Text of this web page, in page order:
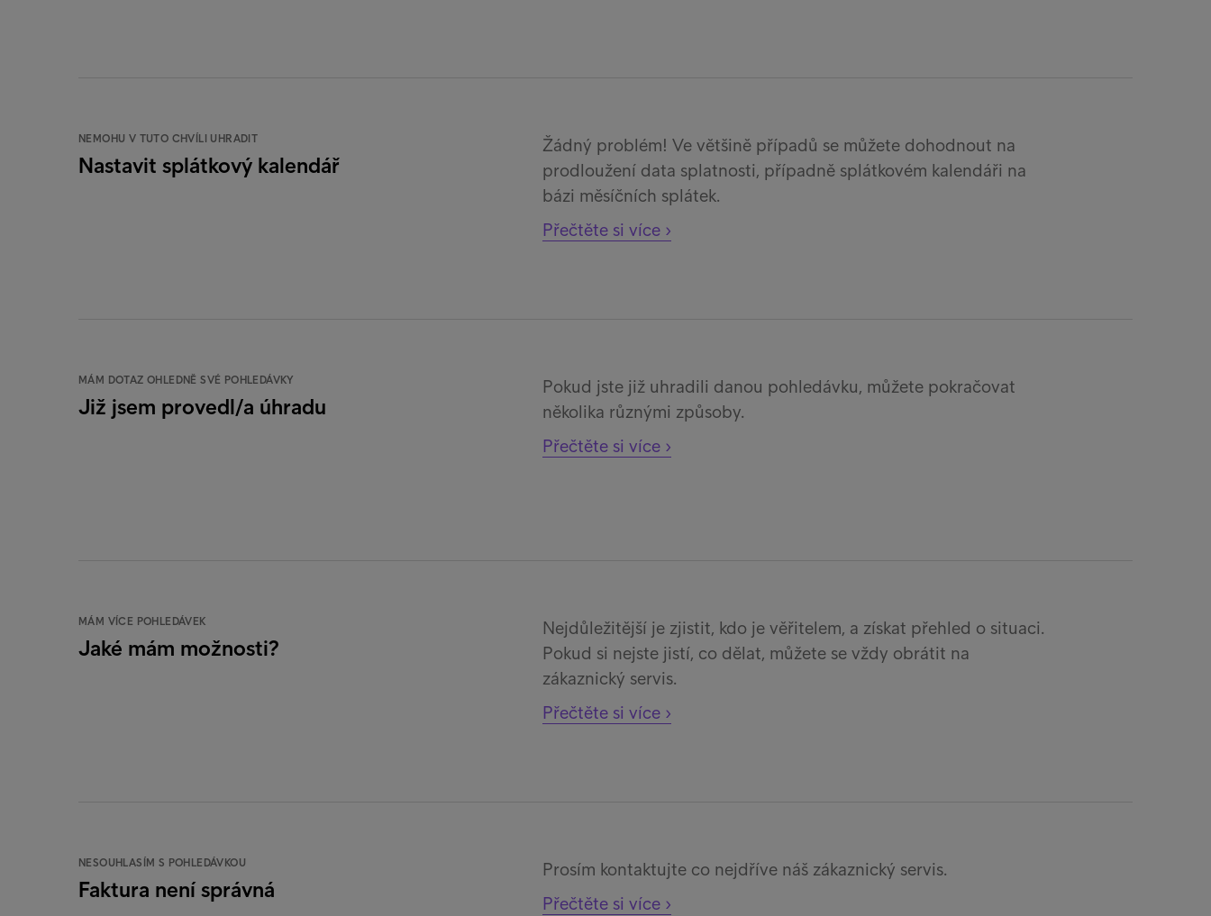
NEMOHU V TUTO CHVÍLI UHRADIT
Nastavit splátkový kalendář
Žádný problém! Ve většině případů se můžete dohodnout na
prodloužení data splatnosti, případně splátkovém kalendáři na
bázi měsíčních splátek.
Přečtěte si více ›
MÁM DOTAZ OHLEDNĚ SVÉ POHLEDÁVKY
Již jsem provedl/a úhradu
Pokud jste již uhradili danou pohledávku, můžete pokračovat
několika různými způsoby.
Přečtěte si více ›
MÁM VÍCE POHLEDÁVEK
Jaké mám možnosti?
Nejdůležitější je zjistit, kdo je věřitelem, a získat přehled o situaci.
Pokud si nejste jistí, co dělat, můžete se vždy obrátit na
zákaznický servis.
Přečtěte si více ›
NESOUHLASÍM S POHLEDÁVKOU
Faktura není správná
Prosím kontaktujte co nejdříve náš zákaznický servis.
Přečtěte si více ›